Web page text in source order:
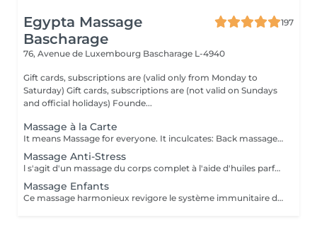
Egypta Massage
Bascharage
197
76, Avenue de Luxembourg Bascharage L-4940
Gift cards, subscriptions are (valid only from Monday to
Saturday) Gift cards, subscriptions are (not valid on Sundays
and official holidays) Founde...
Massage à la Carte
It means Massage for everyone. It inculcates: Back massage, Legs massage, Head, Shoulders, Neck, and hand massage. Sundays/ official holidays appointments cost you more than normal working days (+-30%). Gift cards, subscriptions are (valid only from Monday to Saturday) Gift cards, subscriptions are (not valid on Sundays and official holidays)
Massage Anti-Stress
l s'agit d'un massage du corps complet à l'aide d'huiles parfumées. Le massage de la tête aux pieds est adapté à vos besoins personnels et diminue le taux de stress présent dans les muscles de votre corps.les.
Massage Enfants
Ce massage harmonieux revigore le système immunitaire des enfants, leur conscience corporelle, leur sommeil et vise une meilleure protection contre le sentiment d'isolement. Il est destiné aux enfants jusqu'à l'âge de 14 ans ce qui les aide à se sentir détendus et paisibles.